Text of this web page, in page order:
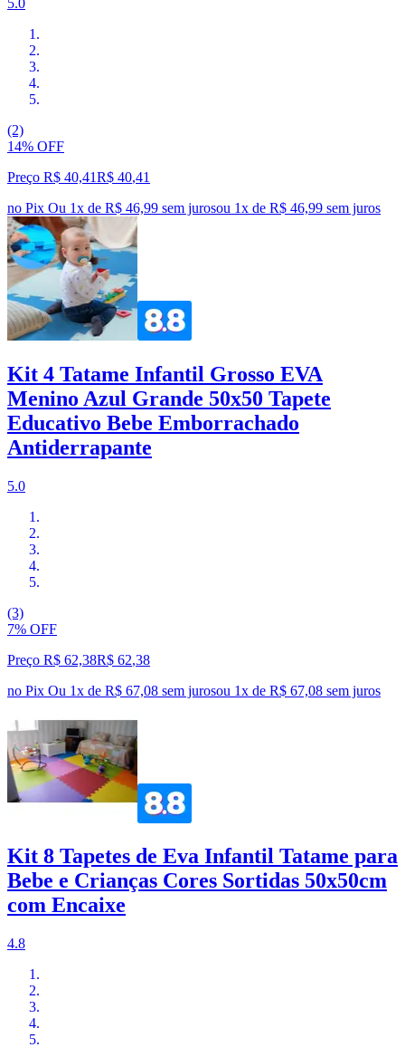
(2)
14% OFF
Preço R$ 40,41R$ 40,41
no Pix Ou 1x de R$ 46,99 sem jurosou 1x de R$ 46,99 sem juros
Kit 4 Tatame Infantil Grosso EVA
Menino Azul Grande 50x50 Tapete
Educativo Bebe Emborrachado
Antiderrapante
5.0
(3)
7% OFF
Preço R$ 62,38R$ 62,38
no Pix Ou 1x de R$ 67,08 sem jurosou 1x de R$ 67,08 sem juros
Kit 8 Tapetes de Eva Infantil Tatame para
Bebe e Crianças Cores Sortidas 50x50cm
com Encaixe
4.8